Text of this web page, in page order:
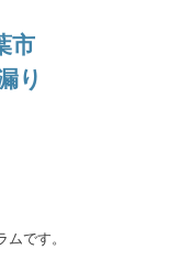
市
り
です。